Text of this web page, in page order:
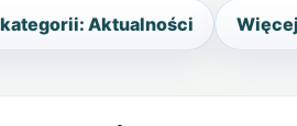
Aktualności